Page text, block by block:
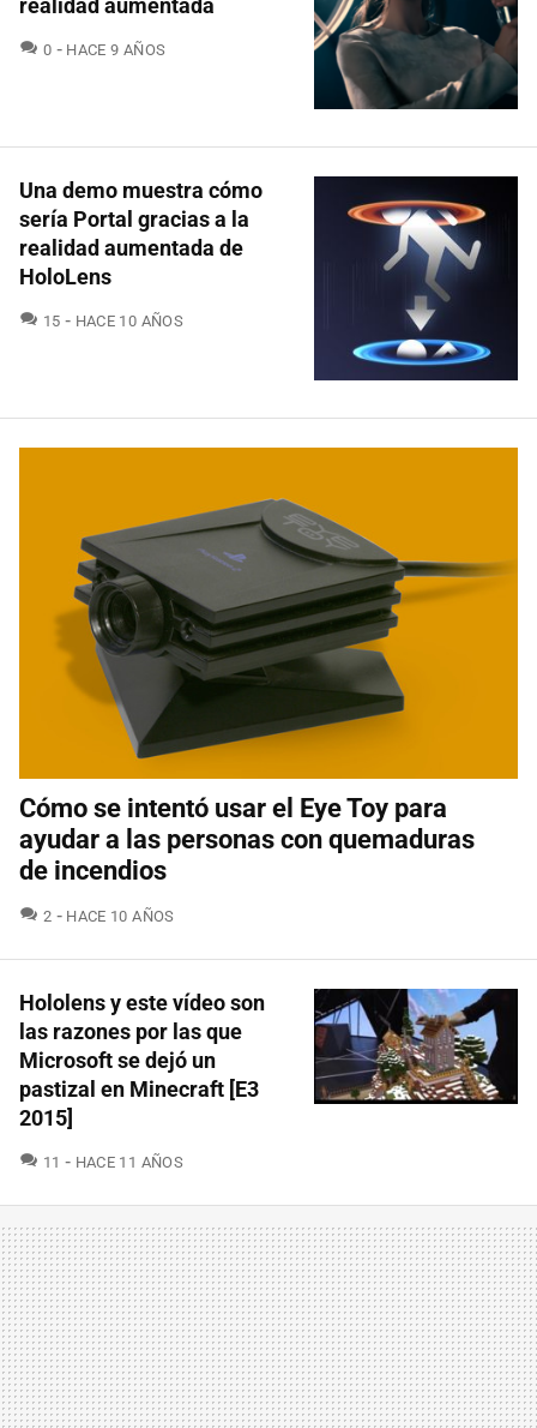
0 COMENTARIOS
HACE 9 AÑOS
Una demo muestra cómo
sería Portal gracias a la
realidad aumentada de
HoloLens
15 COMENTARIOS
HACE 10 AÑOS
Cómo se intentó usar el Eye Toy para
ayudar a las personas con quemaduras
de incendios
2 COMENTARIOS
HACE 10 AÑOS
Hololens y este vídeo son
las razones por las que
Microsoft se dejó un
pastizal en Minecraft [E3
2015]
11 COMENTARIOS
HACE 11 AÑOS